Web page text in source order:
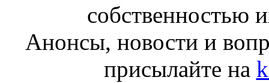
собственностью
Анонсы, новости и
присылайте на